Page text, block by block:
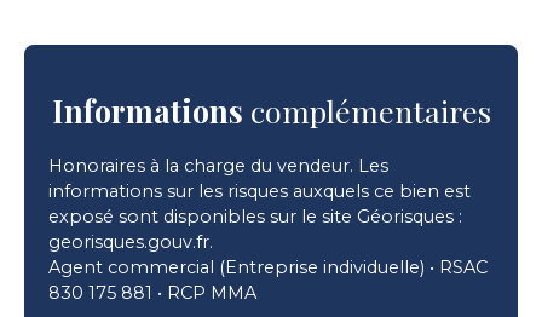
Informations complémentaires
Honoraires à la charge du vendeur. Les
informations sur les risques auxquels ce bien est
exposé sont disponibles sur le site Géorisques :
georisques.gouv.fr.
Agent commercial (Entreprise individuelle) • RSAC
830 175 881 • RCP MMA